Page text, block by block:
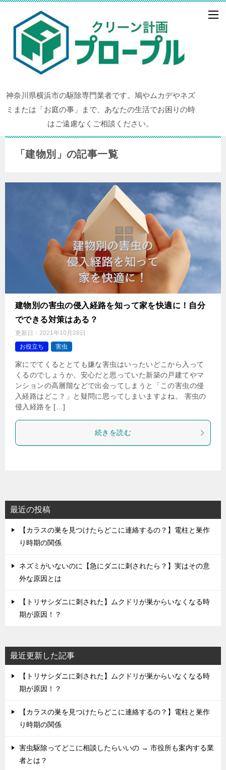
神奈川県横浜市の駆除専門業者です。鳩やムカデやネズ
ミまたは「お庭の事」まで、あなたの生活でお困りの時
はご遠慮なくご相談ください。
「建物別」の記事一覧
建物別の害虫の侵入経路を知って家を快適に！自分
でできる対策はある？
更新日： 2021年10月28日
お役立ち
害虫
家にでてくるととても嫌な害虫はいったいどこから入って
くるのでしょうか。安心だと思っていた新築の戸建てやマ
ンションの高層階などで出会ってしまうと「この害虫の侵
入経路はどこ？」と疑問に思ってしまいますよね。 害虫の
侵入経路を […]
続きを読む
最近の投稿
【カラスの巣を見つけたらどこに連絡するの？】電柱と巣作
り時期の関係
ネズミがいないのに【急にダニに刺されたら？】実はその意
外な原因とは
【トリサシダニに刺された】ムクドリが巣からいなくなる時
期が原因！？
最近更新した記事
【トリサシダニに刺された】ムクドリが巣からいなくなる時
期が原因！？
【カラスの巣を見つけたらどこに連絡するの？】電柱と巣作
り時期の関係
害虫駆除ってどこに相談したらいいの → 市役所も案内する業
者とは？